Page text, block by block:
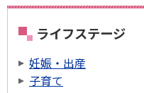
ライフステージ
妊娠・出産
子育て